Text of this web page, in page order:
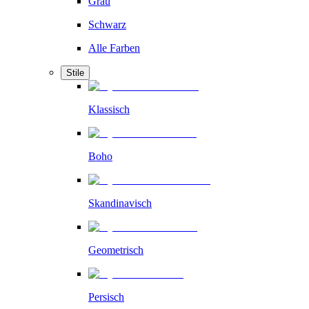
Schwarz
Alle Farben
Stile
Klassisch
Boho
Skandinavisch
Geometrisch
Persisch